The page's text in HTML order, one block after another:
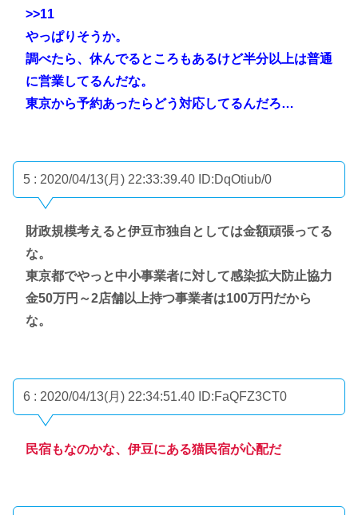
>>11
やっぱりそうか。
調べたら、休んでるところもあるけど半分以上は普通
に営業してるんだな。
東京から予約あったらどう対応してるんだろ…
5 : 2020/04/13(月) 22:33:39.40 ID:DqOtiub/0
財政規模考えると伊豆市独自としては金額頑張ってる
な。
東京都でやっと中小事業者に対して感染拡大防止協力
金50万円～2店舗以上持つ事業者は100万円だから
な。
6 : 2020/04/13(月) 22:34:51.40 ID:FaQFZ3CT0
民宿もなのかな、伊豆にある猫民宿が心配だ